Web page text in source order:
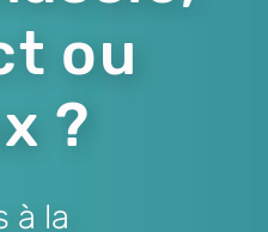
ou
?
à la